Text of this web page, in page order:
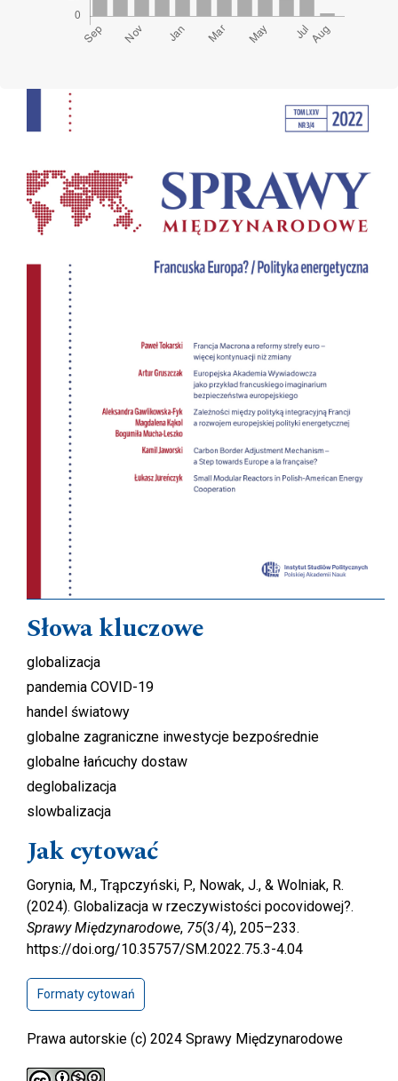
Cover image
Słowa kluczowe
globalizacja
pandemia COVID-19
handel światowy
globalne zagraniczne inwestycje bezpośrednie
globalne łańcuchy dostaw
deglobalizacja
slowbalizacja
Jak cytować
Gorynia, M., Trąpczyński, P., Nowak, J., & Wolniak, R.
(2024). Globalizacja w rzeczywistości pocovidowej?.
Sprawy Międzynarodowe, 75(3/4), 205–233.
https://doi.org/10.35757/SM.2022.75.3-4.04
Formaty cytowań
Prawa autorskie (c) 2024 Sprawy Międzynarodowe